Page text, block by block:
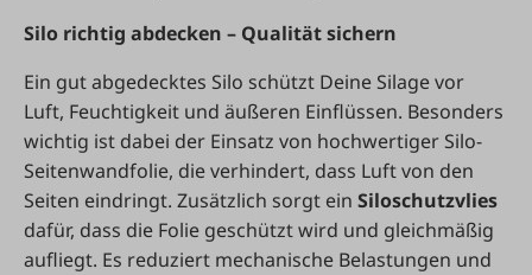
Silo richtig abdecken – Qualität sichern
Ein gut abgedecktes Silo schützt Deine Silage vor
Luft, Feuchtigkeit und äußeren Einflüssen. Besonders
wichtig ist dabei der Einsatz von hochwertiger Silo-
Seitenwandfolie, die verhindert, dass Luft von den
Seiten eindringt. Zusätzlich sorgt ein Siloschutzvlies
dafür, dass die Folie geschützt wird und gleichmäßig
aufliegt. Es reduziert mechanische Belastungen und